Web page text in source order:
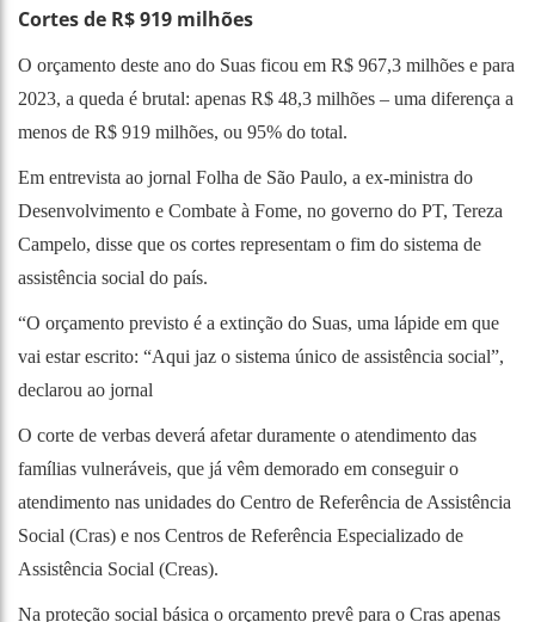
Cortes de R$ 919 milhões
O orçamento deste ano do Suas ficou em R$ 967,3 milhões e para
2023, a queda é brutal: apenas R$ 48,3 milhões – uma diferença a
menos de R$ 919 milhões, ou 95% do total.
Em entrevista ao jornal Folha de São Paulo, a ex-ministra do
Desenvolvimento e Combate à Fome, no governo do PT, Tereza
Campelo, disse que os cortes representam o fim do sistema de
assistência social do país.
“O orçamento previsto é a extinção do Suas, uma lápide em que
vai estar escrito: “Aqui jaz o sistema único de assistência social”,
declarou ao jornal
O corte de verbas deverá afetar duramente o atendimento das
famílias vulneráveis, que já vêm demorado em conseguir o
atendimento nas unidades do Centro de Referência de Assistência
Social (Cras) e nos Centros de Referência Especializado de
Assistência Social (Creas).
Na proteção social básica o orçamento prevê para o Cras apenas